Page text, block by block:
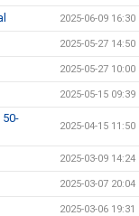
2025-06-09 16:30
2025-05-27 14:50
2025-05-27 10:00
2025-05-15 09:39
2025-04-15 11:50
2025-03-09 14:24
2025-03-07 20:04
2025-03-06 19:31